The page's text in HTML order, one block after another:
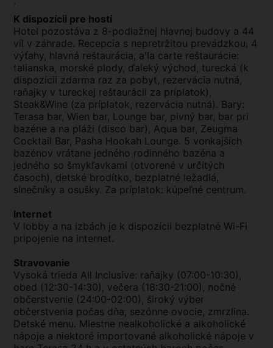
K dispozícii pre hostí
Hotel pozostáva z 8-podlažnej hlavnej budovy a 44
víl v záhrade. Recepcia s nepretržitou prevádzkou, 4
výťahy, hlavná reštaurácia, a'la carte reštaurácie:
talianska, morské plody, ďaleký východ, turecká (k
dispozícii zdarma raz za pobyt, rezervácia nutná,
raňajky v tureckej reštaurácii za príplatok),
Steak&Wine (za príplatok, rezervácia nutná). Bary:
Terasa bar, Wien bar, Lounge bar, pivný bar, bar pri
bazéne a na pláži (disco bar), Aqua bar, Zeugma
Cocktail Bar, Pasha Hookah Lounge. 5 vonkajších
bazénov vrátane jedného rodinného bazéna a
jedného so šmykľavkami (otvorené v určitých
časoch), detské brodítko, bezplatné ležadlá,
slnečníky a osušky. Za príplatok: kúpeľné centrum.
Internet
V lobby a na izbách je k dispozícii bezplatné Wi-Fi
pripojenie na internet.
Stravovanie
Vysoká trieda All Inclusive: raňajky (07:00-10:30),
obed (12:30-14:30), večera (18:30-21:00), nočné
občerstvenie (24:00-02:00), široký výber
občerstvenia počas dňa, sezónne ovocie, zmrzlina.
Detské menu. Miestne nealkoholické a alkoholické
nápoje a niektoré importované alkoholické nápoje v